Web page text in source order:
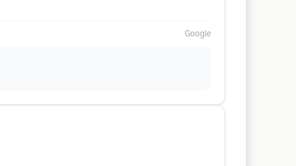
Google